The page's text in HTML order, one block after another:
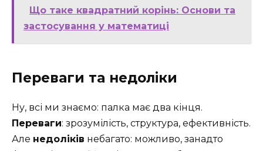
Що таке квадратний корінь: Основи та
застосування у математиці
Переваги та недоліки
Ну, всі ми знаємо: палка має два кінця.
Переваги: зрозумілість, структура, ефективність.
Але недоліків небагато: можливо, занадто